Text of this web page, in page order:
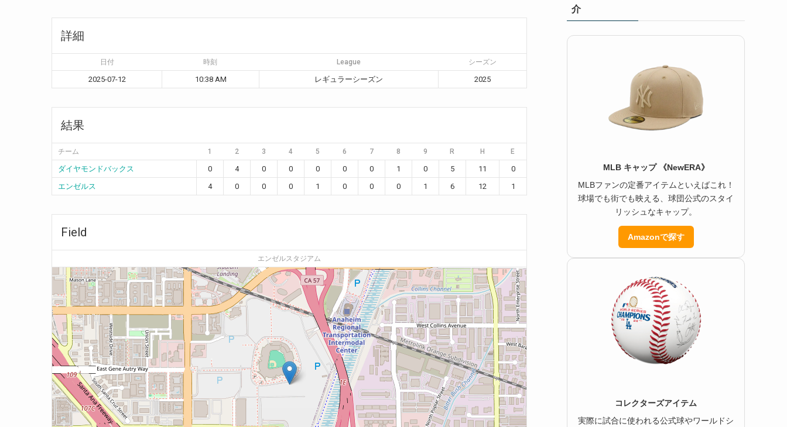
詳細
日付 時刻 League シーズン
2025-07-12 10:38 AM レギュラーシーズン 2025
結果
チーム 1 2 3 4 5 6 7 8 9 R H E
ダイヤモンドバックス 0 4 0 0 0 0 0 1 0 5 11
0
エンゼルス
4 0 0 0 1 0 0 0 1 6 12 1
Field
エンゼルスタジアム
介
MLB キャップ 《NewERA》
MLBファンの定番アイテムといえばこれ！
球場でも街でも映える、球団公式のスタイ
リッシュなキャップ。
Amazonで探す
コレクターズアイテム
実際に試合に使われる公式球やワールドシ